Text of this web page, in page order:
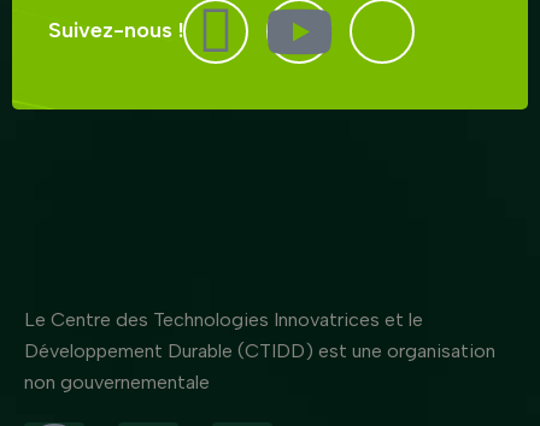
Suivez-nous !
Le Centre des Technologies Innovatrices et le
Développement Durable (CTIDD) est une organisation
non gouvernementale